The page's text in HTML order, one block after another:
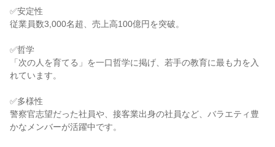
✅安定性
従業員数3,000名超、売上高100億円を突破。
✅哲学
「次の人を育てる」を一口哲学に掲げ、若手の教育に最も力を入
れています。
✅多様性
警察官志望だった社員や、接客業出身の社員など、バラエティ豊
かなメンバーが活躍中です。